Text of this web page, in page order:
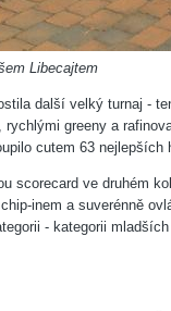
Libecajtem
další velký turnaj -
greeny a
cutem 63
scorecard ve druhém
inem a suverénně
- kategorii